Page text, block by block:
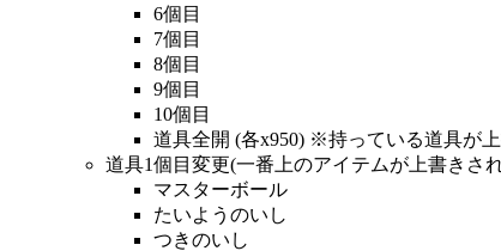
6個目
7個目
8個目
9個目
10個目
道具全開 (各x950) ※持っている道具が
道具1個目変更(一番上のアイテムが上書きさ
マスターボール
たいようのいし
つきのいし